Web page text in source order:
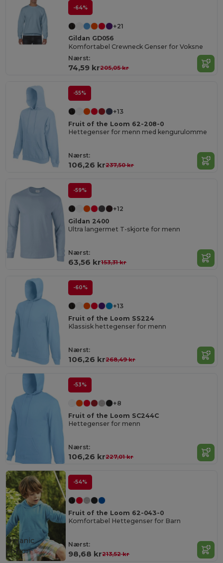
-64%
+21
Gildan GD056
Komfortabel Crewneck Genser for Voksne
Nærst:
74,59 kr205,05 kr
-55%
+13
Fruit of the Loom 62-208-0
Hettegenser for menn med kengurulomme
Nærst:
106,26 kr237,50 kr
-59%
+12
Gildan 2400
Ultra langermet T-skjorte for menn
Nærst:
63,56 kr153,31 kr
-60%
+13
Fruit of the Loom SS224
Klassisk hettegenser for menn
Nærst:
106,26 kr268,49 kr
-53%
+8
Fruit of the Loom SC244C
Hettegenser for menn
Nærst:
106,26 kr227,01 kr
-54%
Fruit of the Loom 62-043-0
Komfortabel Hettegenser for Barn
Nærst:
98,68 kr213,52 kr
Organic
Cotton